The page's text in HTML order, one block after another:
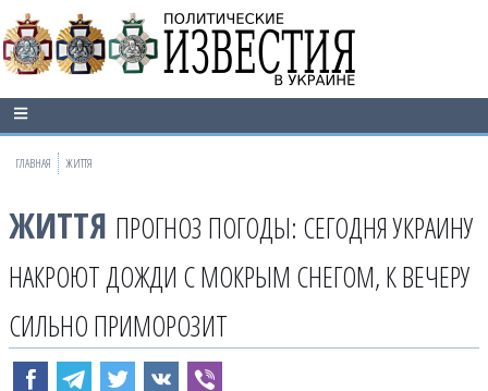
ГЛАВНАЯ ЖИТТЯ
ЖИТТЯ ПРОГНОЗ ПОГОДЫ: СЕГОДНЯ УКРАИНУ
НАКРОЮТ ДОЖДИ С МОКРЫМ СНЕГОМ, К ВЕЧЕРУ
СИЛЬНО ПРИМОРОЗИТ